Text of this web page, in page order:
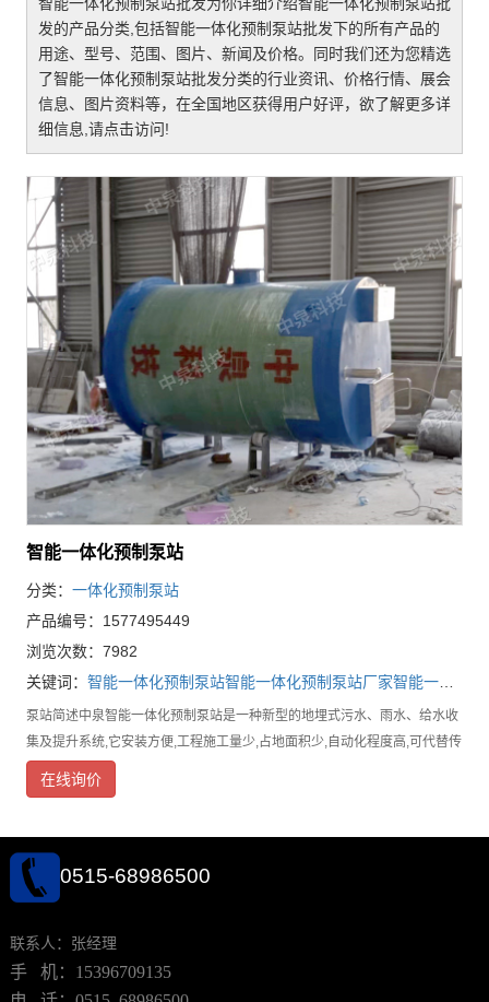
发的产品分类,包括智能一体化预制泵站批发下的所有产品的
用途、型号、范围、图片、新闻及价格。同时我们还为您精选
了智能一体化预制泵站批发分类的行业资讯、价格行情、展会
信息、图片资料等，在全国地区获得用户好评，欲了解更多详
细信息,请点击访问!
智能一体化预制泵站
分类： 一体化预制泵站
产品编号：1577495449
浏览次数：7982
关键词： 智能一体化预制泵站智能一体化预制泵站厂家智能一体化预制泵站批发
泵站简述中泉智能一体化预制泵站是一种新型的地埋式污水、雨水、给水收
集及提升系统,它安装方便,工程施工量少,占地面积少,自动化程度高,可代替传
统混凝土泵站,集成度高、容积优化显著。智能一体化预制泵站主体由GRP
玻璃钢井筒、潜水/给水泵、提升链
在线询价
0515-68986500
联系人：张经理
手 机：15396709135